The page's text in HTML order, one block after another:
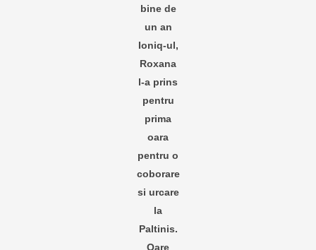
bine de
un an
Ioniq-ul,
Roxana
l-a prins
pentru
prima
oara
pentru o
coborare
si urcare
la
Paltinis.
Oare